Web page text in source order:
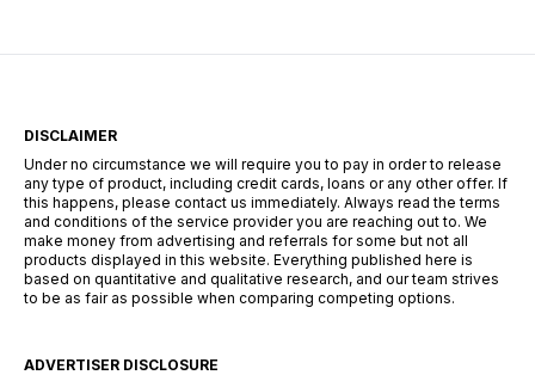
español: Dineti, BBVA Préstamo Personal,
DISCLAIMER
Under no circumstance we will require you to pay in order to release
any type of product, including credit cards, loans or any other offer. If
this happens, please contact us immediately. Always read the terms
and conditions of the service provider you are reaching out to. We
make money from advertising and referrals for some but not all
products displayed in this website. Everything published here is
based on quantitative and qualitative research, and our team strives
to be as fair as possible when comparing competing options.
ADVERTISER DISCLOSURE